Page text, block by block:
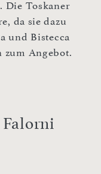
Die Toskaner
da sie dazu
und Bistecca
Angebot.